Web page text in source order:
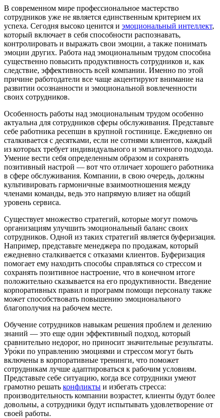
В современном мире профессиональное мастерство
сотрудников уже не является единственным критерием их
успеха. Сегодня высоко ценится и эмоциональный интеллект,
который включает в себя способности распознавать,
контролировать и выражать свои эмоции, а также понимать
эмоции других. Работа над эмоциональным трудом способна
существенно повысить продуктивность сотрудников и, как
следствие, эффективность всей компании. Именно по этой
причине работодатели все чаще акцентируют внимание на
развитии осознанности и эмоциональной вовлеченности
своих сотрудников.
Особенность работы над эмоциональным трудом особенно
актуальна для сотрудников сферы обслуживания. Представьте
себе работника ресепшн в крупной гостинице. Ежедневно он
сталкивается с десятками, если не сотнями клиентов, каждый
из которых требует индивидуального и эмпатичного подхода.
Умение вести себя определенным образом и сохранять
позитивный настрой — вот что отличает хорошего работника
в сфере обслуживания. Компании, в свою очередь, должны
культивировать гармоничные взаимоотношения между
членами команды, ведь это напрямую влияет на общий
уровень сервиса.
Существует множество стратегий, которые могут помочь
организациям улучшить эмоциональный баланс своих
сотрудников. Одной из таких стратегий является буферизация.
Например, представьте менеджера по продажам, который
ежедневно сталкивается с отказами клиентов. Буферизация
помогает ему находить способы справляться со стрессом и
сохранять позитивное настроение, что в конечном итоге
положительно сказывается на его продуктивности. Введение
корпоративных правил и программ помощи персоналу также
может способствовать повышению эмоционального
благополучия на рабочем месте.
Обучение сотрудников навыкам решения проблем и делению
знаний — это еще один эффективный подход, который
сравнительно недорог, но приносит значительные результаты.
Уро́ки по управлению эмоциями и стрессом могут быть
включены в корпоративные тренинги, что поможет
сотрудникам лучше адаптироваться к рабочим условиям.
Представьте себе ситуацию, когда все сотрудники умеют
грамотно решать конфликты и избегать стресса:
производительность компании возрастет, клиенты будут более
довольны, а сотрудники будут испытывать удовлетворение от
своей работы.